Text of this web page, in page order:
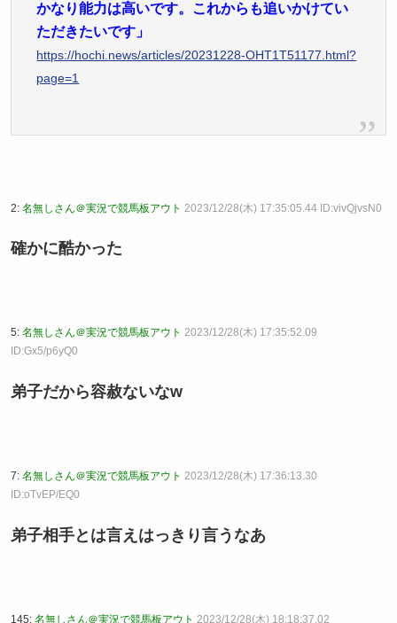
かなり能力は高いです。これからも追いかけてい
ただきたいです」
https://hochi.news/articles/20231228-OHT1T51177.html?
page=1
2: 名無しさん＠実況で競馬板アウト 2023/12/28(木) 17:35:05.44 ID:vivQjvsN0
確かに酷かった
5: 名無しさん＠実況で競馬板アウト 2023/12/28(木) 17:35:52.09
ID:Gx5/p6yQ0
弟子だから容赦ないなw
7: 名無しさん＠実況で競馬板アウト 2023/12/28(木) 17:36:13.30
ID:oTvEP/EQ0
弟子相手とは言えはっきり言うなあ
145: 名無しさん＠実況で競馬板アウト 2023/12/28(木) 18:18:37.02